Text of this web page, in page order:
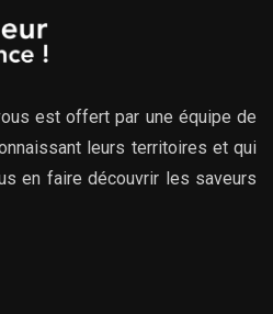
est offert par une équipe de
leurs territoires et qui
en faire découvrir les saveurs